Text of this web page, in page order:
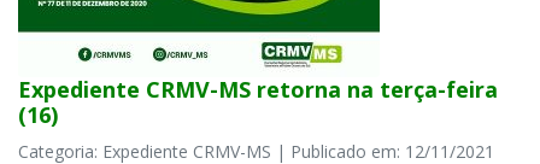
Expediente CRMV-MS retorna na terça-feira
(16)
Categoria: Expediente CRMV-MS | Publicado em: 12/11/2021